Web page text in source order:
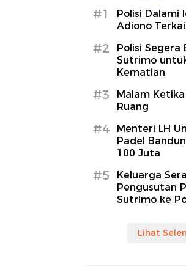
#1
Polisi Dalami
Adiono
#2
Polisi Segera
Sutrimo
Kematian
#3
Malam
Ruang
#4
Menteri LH
Padel
100 Juta
#5
Keluarga
Pengusutan
Sutrimo ke
Lihat